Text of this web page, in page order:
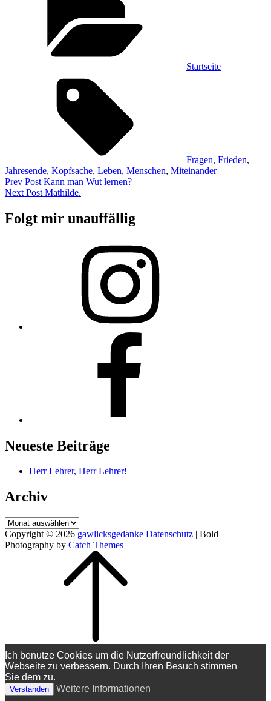
Startseite
Fragen, Frieden,
Jahresende, Kopfsache, Leben, Menschen, Miteinander
Beitragsnavigation
Previous
Post
Prev Post Kann man Wut lernen?
Next
Next Post Mathilde.
Folgt mir unauffällig
Neueste Beiträge
Herr Lehrer, Herr Lehrer!
Archiv
Archiv
Copyright © 2026 gawlicksgedanke Datenschutz | Bold
Photography by Catch Themes
Ich benutze Cookies um die Nutzerfreundlichkeit der
Webseite zu verbessern. Durch Ihren Besuch stimmen
Sie dem zu.
Verstanden Weitere Informationen